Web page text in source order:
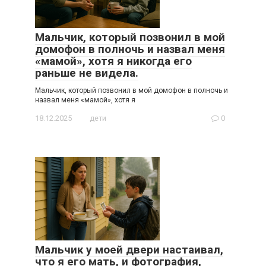
Мальчик, который позвонил в мой
домофон в полночь и назвал меня
«мамой», хотя я никогда его
раньше не видела.
Мальчик, который позвонил в мой домофон в полночь и
назвал меня «мамой», хотя я
18.12.2025 дети 0
Мальчик у моей двери настаивал,
что я его мать, и фотография,